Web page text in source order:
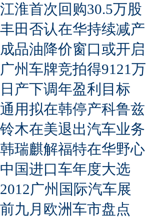
江淮首次回购30.5万股
丰田否认在华持续减产
成品油降价窗口或开启
广州车牌竞拍得9121万
日产下调年盈利目标
通用拟在韩停产科鲁兹
铃木在美退出汽车业务
韩瑞麒解福特在华野心
中国进口车年度大选
2012广州国际汽车展
前九月欧洲车市盘点